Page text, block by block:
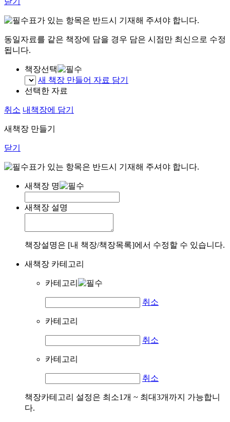
표가 있는 항목은 반드시 기재해 주셔야 합니다.
동일자료를 같은 책장에 담을 경우 담은 시점만 최신으로 수정
됩니다.
책장선택
새 책장 만들어 자료 담기
선택한 자료
취소 내책장에 담기
새책장 만들기
닫기
표가 있는 항목은 반드시 기재해 주셔야 합니다.
새책장 명
새책장 설명
책장설명은 [내 책장/책장목록]에서 수정할 수 있습니다.
새책장 카테고리
카테고리
취소
카테고리
취소
카테고리
취소
책장카테고리 설정은 최소1개 ~ 최대3개까지 가능합니
다.